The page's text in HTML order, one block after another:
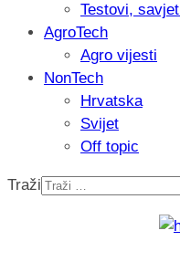
nikada prije
Testovi,
AgroTech
Agro vijesti
NonTech
Hrvatska
Svijet
Off topic
Traži